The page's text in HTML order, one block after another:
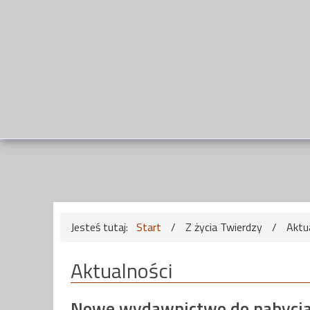
Jesteś tutaj: Start / Z życia Twierdzy /
Aktualności